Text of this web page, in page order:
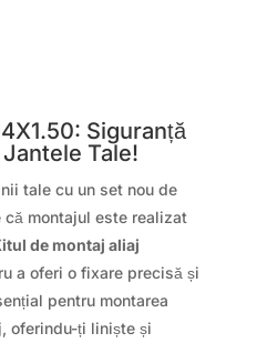
Siguranță
Tale!
tale cu un set nou de
montajul este realizat
de montaj aliaj
a oferi o fixare precisă și
pentru montarea
oferindu-ți liniște și